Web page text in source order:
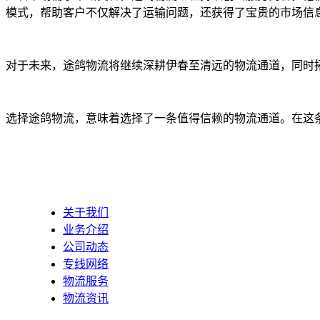
模式，帮助客户不仅解决了运输问题，还获得了宝贵的市场信
对于未来，途鸽物流将继续深耕伊春至清远的物流通道，同
选择途鸽物流，意味着选择了一条值得信赖的物流通道。在
关于我们
业务介绍
公司动态
专线网络
物流服务
物流资讯